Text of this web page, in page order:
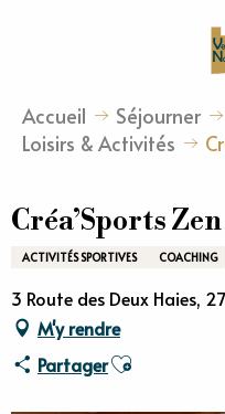
Accueil Séjourner
Loisirs & Activités
Créa’Sports Zen
ACTIVITÉS SPORTIVES COACHING
3 Route des Deux Haies,
M'y rendre
PartagerAjouter aux